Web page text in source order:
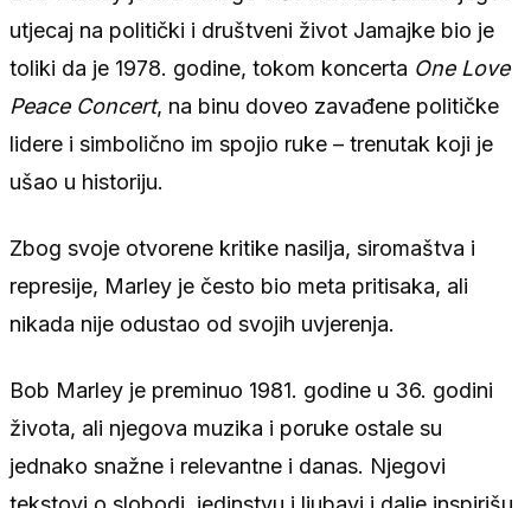
utjecaj na politički i društveni život Jamajke bio je
toliki da je 1978. godine, tokom koncerta One Love
Peace Concert, na binu doveo zavađene političke
lidere i simbolično im spojio ruke – trenutak koji je
ušao u historiju.
Zbog svoje otvorene kritike nasilja, siromaštva i
represije, Marley je često bio meta pritisaka, ali
nikada nije odustao od svojih uvjerenja.
Bob Marley je preminuo 1981. godine u 36. godini
života, ali njegova muzika i poruke ostale su
jednako snažne i relevantne i danas. Njegovi